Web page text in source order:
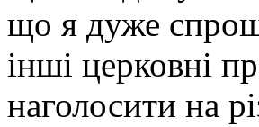
що я дуже
інші церковні
наголосити на